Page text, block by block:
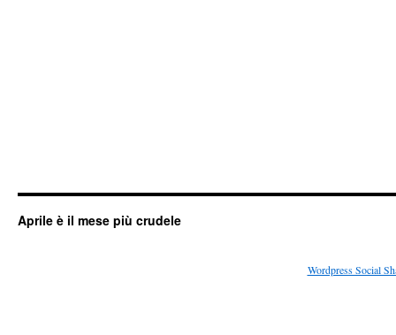
Aprile è il mese più crudele
Wordpress Social